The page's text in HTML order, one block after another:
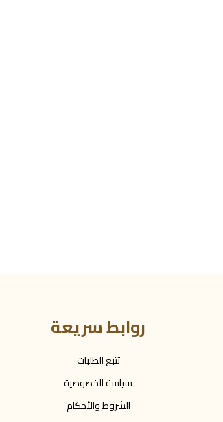
روابط سريعة
تتبع الطلبات
سياسة الخصوصية
الشروط والأحكام